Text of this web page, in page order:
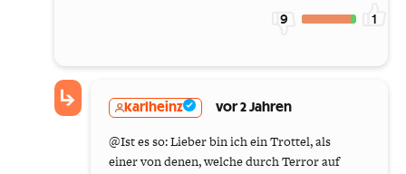
9 1
karlheinz vor 2 Jahren
@Ist es so: Lieber bin ich ein Trottel, als
einer von denen, welche durch Terror auf